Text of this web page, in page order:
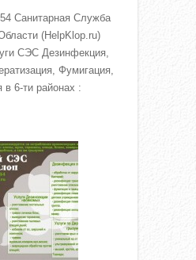
Санитарная Служба
(HelpKlop.ru)
СЭС Дезинфекция,
Фумигация,
в 6-ти районах :